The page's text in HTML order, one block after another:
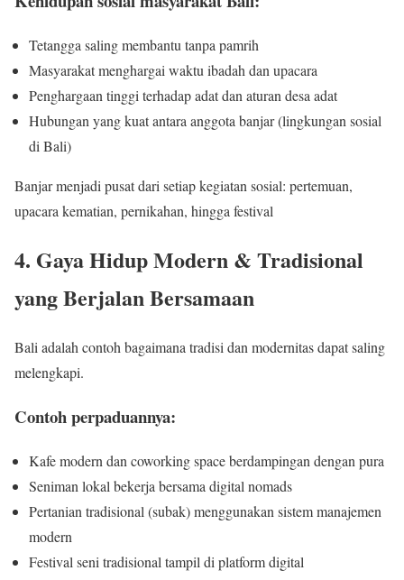
Tetangga saling membantu tanpa pamrih
Masyarakat menghargai waktu ibadah dan upacara
Penghargaan tinggi terhadap adat dan aturan desa adat
Hubungan yang kuat antara anggota banjar (lingkungan sosial
di Bali)
Banjar menjadi pusat dari setiap kegiatan sosial: pertemuan,
upacara kematian, pernikahan, hingga festival
4. Gaya Hidup Modern & Tradisional
yang Berjalan Bersamaan
Bali adalah contoh bagaimana tradisi dan modernitas dapat saling
melengkapi.
Contoh perpaduannya:
Kafe modern dan coworking space berdampingan dengan pura
Seniman lokal bekerja bersama digital nomads
Pertanian tradisional (subak) menggunakan sistem manajemen
modern
Festival seni tradisional tampil di platform digital